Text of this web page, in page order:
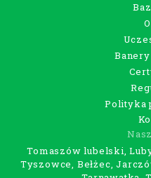
Polityka
Tomaszów lubelski,
Tyszowce, Bełżec,